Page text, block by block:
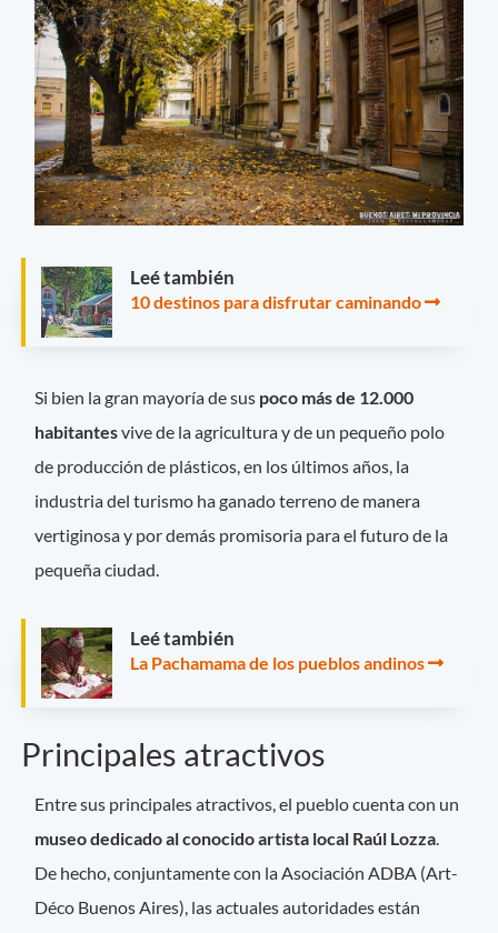
Leé también
10 destinos para disfrutar caminando
Si bien la gran mayoría de sus poco más de 12.000
habitantesvive de la agricultura y de un pequeño polo
de producción de plásticos, en los últimos años, la
industria del turismo ha ganado terreno de manera
vertiginosa y por demás promisoria para el futuro de la
pequeña ciudad.
Leé también
La Pachamama de los pueblos andinos
Principales atractivos
Entre sus principales atractivos, el pueblo cuenta con un
museo dedicado al conocido artista local Raúl Lozza.
De hecho, conjuntamente con la Asociación ADBA (Art-
Déco Buenos Aires), las actuales autoridades están